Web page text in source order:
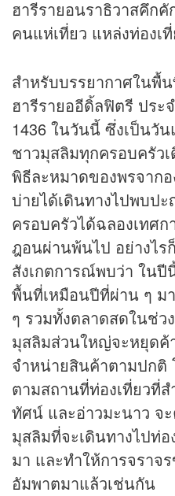
ฮารีรายอนราธิวาสคึก
คนแห่เที่ยว แหล่งท่องเ
สำหรับบรรยากาศในพื้
ฮารีรายออีดิ้ลฟิตรี ประ
1436 ในวันนี้ ซึ่งเป็นวั
ชาวมุสลิมทุกครอบครัว
พิธีละหมาดของพรจาก
บ่ายได้เดินทางไปพบป
ครอบครัวได้ฉลองเทศ
ฎอนผ่านพ้นไป อย่างไร
สังเกตการณ์พบว่า ใน
พื้นที่เหมือนปีที่ผ่าน ๆ ม
ๆ รวมทั้งตลาดสดในช่ว
มุสลิมส่วนใหญ่จะหยุดค้
จำหน่ายสินค้าตามปกติ
ตามสถานที่ท่องเที่ยวที่
ทัศน์ และอ่าวมะนาว จ
มุสลิมที่จะเดินทางไปท่
มา และทำให้การจราจ
อัมพาตมาแล้วเช่นกัน